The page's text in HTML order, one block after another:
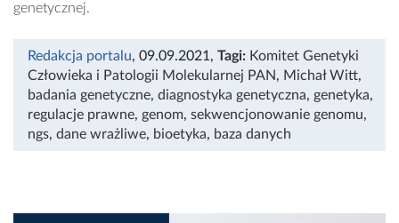
genetycznej.
Redakcja portalu, 09.09.2021, Tagi: Komitet Genetyki
Człowieka i Patologii Molekularnej PAN, Michał Witt,
badania genetyczne, diagnostyka genetyczna, genetyka,
regulacje prawne, genom, sekwencjonowanie genomu,
ngs, dane wrażliwe, bioetyka, baza danych